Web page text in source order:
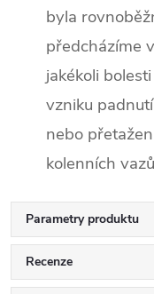
byla
předcházíme
jakékoli
vzniku
nebo
kolenních
Parametry produktu
Recenze